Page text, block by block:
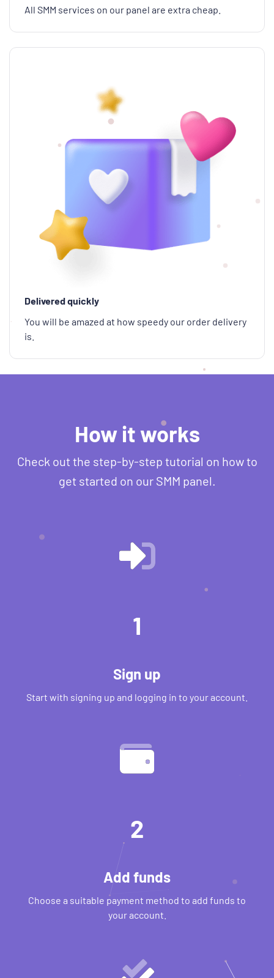
All SMM services on our panel are extra cheap.
Delivered quickly
You will be amazed at how speedy our order delivery
is.
How it works
Check out the step-by-step tutorial on how to
get started on our SMM panel.
1
Sign up
Start with signing up and logging in to your account.
2
Add funds
Choose a suitable payment method to add funds to
your account.